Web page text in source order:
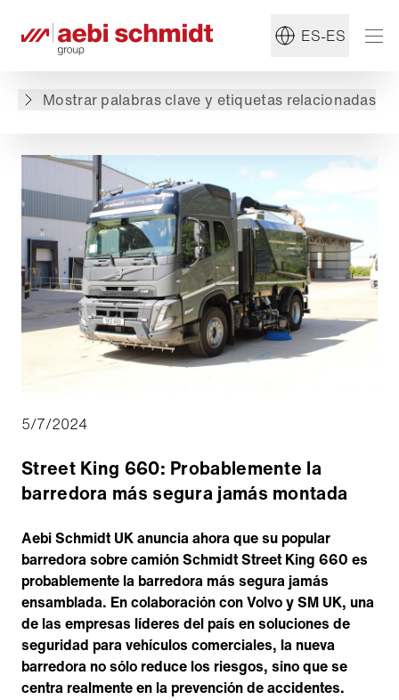
ES-ES
Mostrar palabras clave y etiquetas relacionadas
#Schmidt
5/7/2024
Street King 660: Probablemente la
barredora más segura jamás montada
Aebi Schmidt UK anuncia ahora que su popular
barredora sobre camión Schmidt Street King 660 es
probablemente la barredora más segura jamás
ensamblada. En colaboración con Volvo y SM UK, una
de las empresas líderes del país en soluciones de
seguridad para vehículos comerciales, la nueva
barredora no sólo reduce los riesgos, sino que se
centra realmente en la prevención de accidentes.